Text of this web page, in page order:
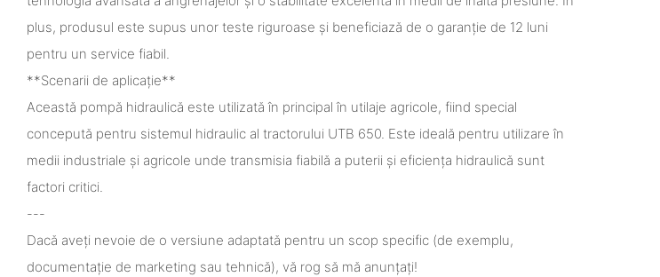
plus, produsul este supus unor teste riguroase și beneficiază de o garanție de 12 luni
pentru un service fiabil.
**Scenarii de aplicație**
Această pompă hidraulică este utilizată în principal în utilaje agricole, fiind special
concepută pentru sistemul hidraulic al tractorului UTB 650. Este ideală pentru utilizare în
medii industriale și agricole unde transmisia fiabilă a puterii și eficiența hidraulică sunt
factori critici.
---
Dacă aveți nevoie de o versiune adaptată pentru un scop specific (de exemplu,
documentație de marketing sau tehnică), vă rog să mă anunțați!